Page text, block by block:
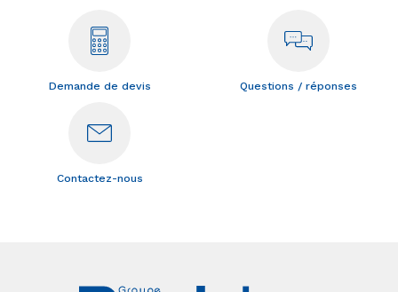
Demande de devis Questions / réponses
Contactez-nous